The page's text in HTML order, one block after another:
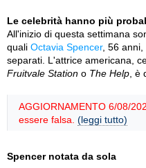
Le celebrità hanno più
All'inizio di questa settimana
quali Octavia Spencer, 56 anni,
separati. L'attrice americana,
Fruitvale Station o The Help ,
AGGIORNAMENTO 6/08/
essere falsa. (leggi tutto)
Spencer notata da sola